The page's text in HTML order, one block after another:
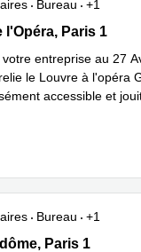
Bureau
+1
l'Opéra, Paris 1
l'Opéra, Paris 1
entreprise au 27
le Louvre à l'opéra
accessible et
Bureau
+1
Paris 1
Paris 1